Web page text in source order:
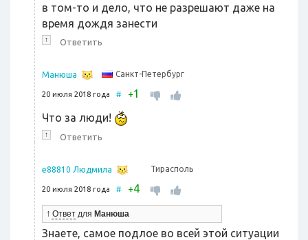
в том-то и дело, что не разрешают даже на
время дождя занести
↑ Ответить
Манюша Санкт-Петербург
20 июля 2018 года # +1
Что за люди!
↑ Ответить
e88810 Людмила Тирасполь
20 июля 2018 года # +4
↑ Ответ для Манюша
Знаете, самое подлое во всей этой ситуации